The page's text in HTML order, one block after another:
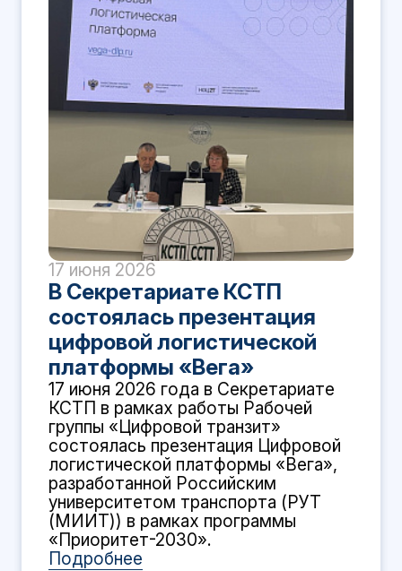
17 июня 2026
В Секретариате КСТП
состоялась презентация
цифровой логистической
платформы «Вега»
17 июня 2026 года в Секретариате
КСТП в рамках работы Рабочей
группы «Цифровой транзит»
состоялась презентация Цифровой
логистической платформы «Вега»,
разработанной Российским
университетом транспорта (РУТ
(МИИТ)) в рамках программы
«Приоритет-2030».
Подробнее